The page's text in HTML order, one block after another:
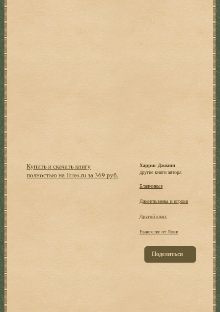
Купить и скачать книгу
полностью на litres.ru за 369 руб.
Харрис Джоанн
другие книги автора:
Блаженные
Джентльмены и игроки
Другой класс
Евангелие от Локи
Поделиться